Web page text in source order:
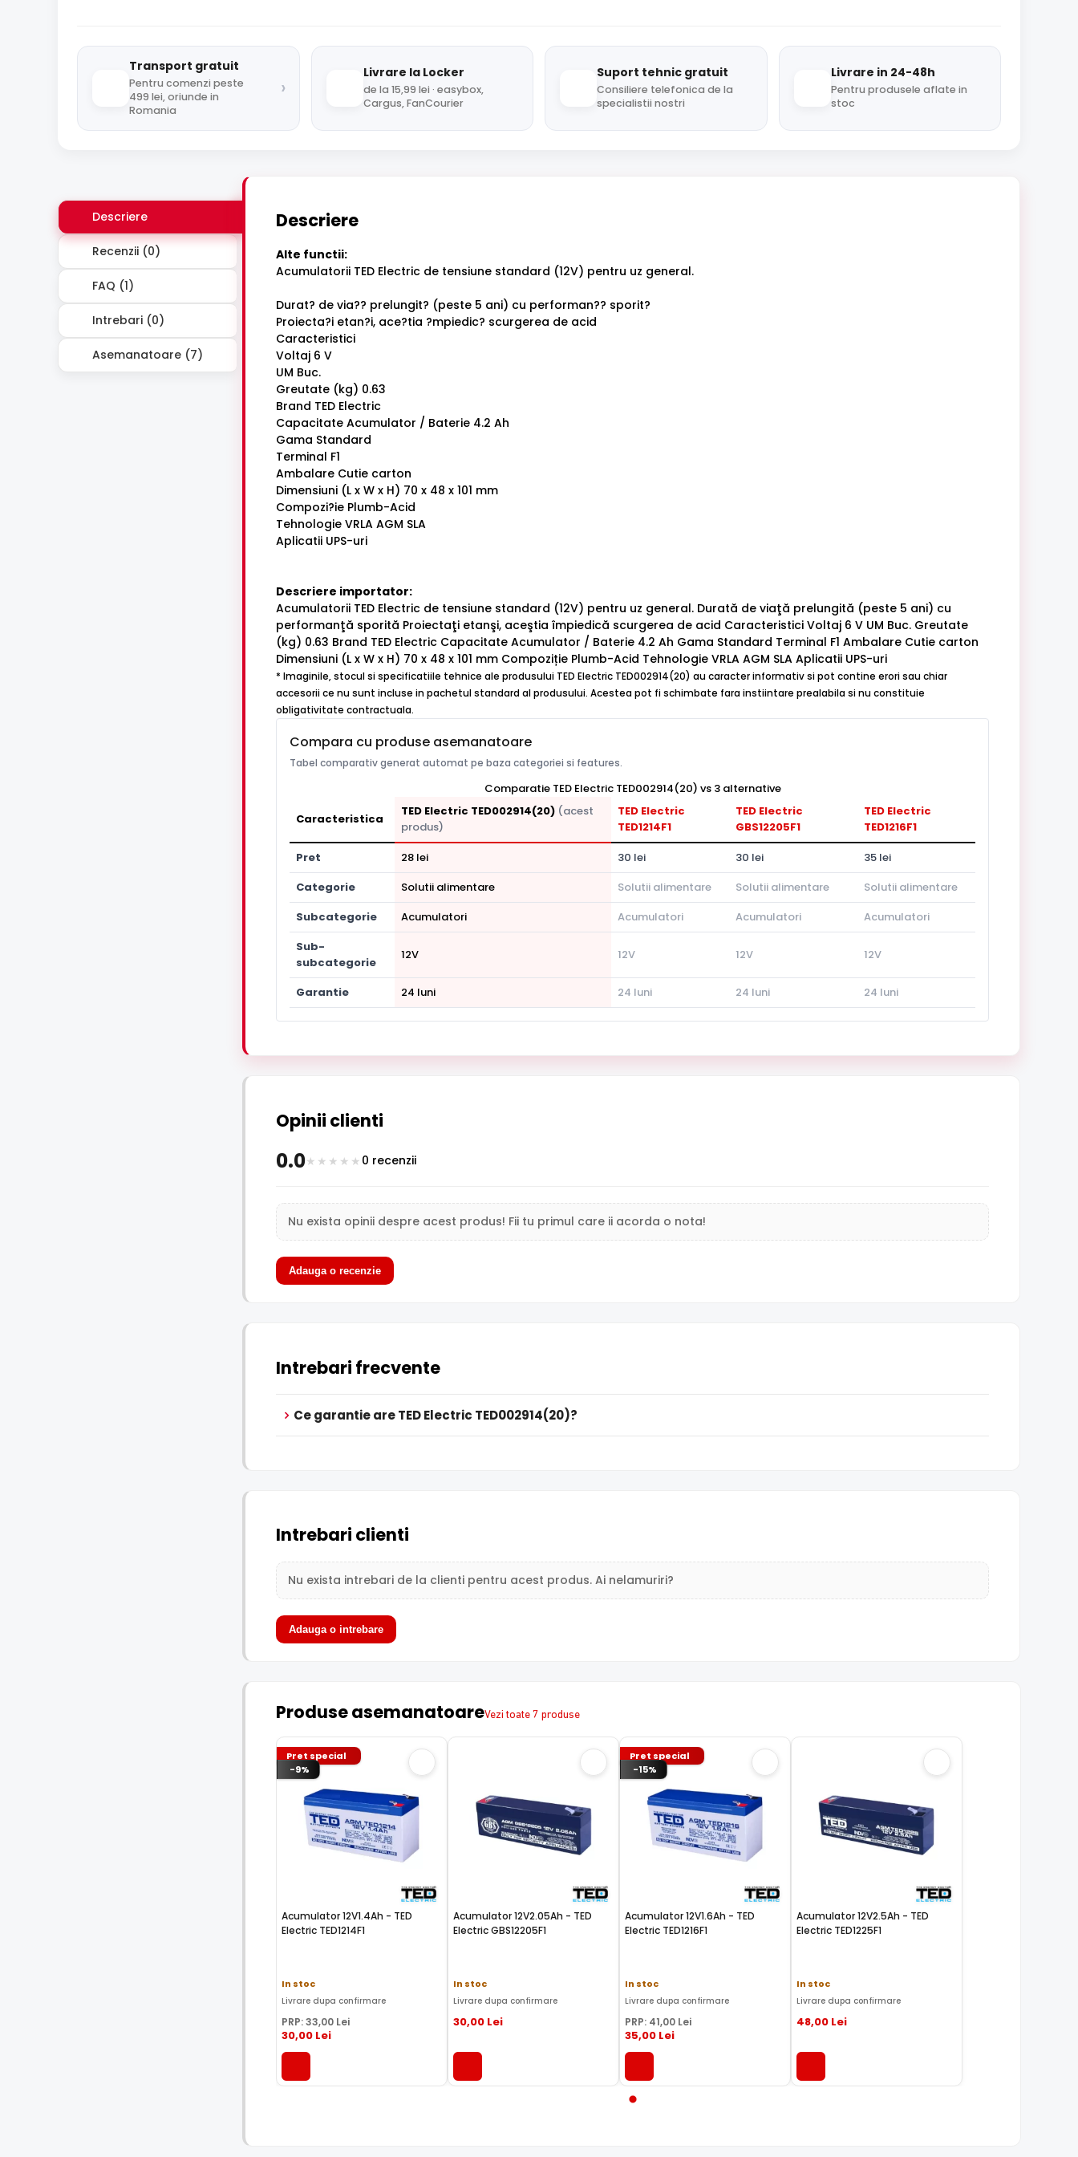
Transport gratuit
Pentru comenzi peste
499 lei, oriunde in
Romania
›
Livrare la Locker
de la 15,99 lei · easybox,
Cargus, FanCourier
Suport tehnic gratuit
Consiliere telefonica de la
specialistii nostri
Livrare in 24-48h
Pentru produsele aflate in
stoc
Descriere
Recenzii (0)
FAQ (1)
Intrebari (0)
Asemanatoare (7)
Descriere
Alte functii:
Acumulatorii TED Electric de tensiune standard (12V) pentru uz general.
Durat? de via?? prelungit? (peste 5 ani) cu performan?? sporit?
Proiecta?i etan?i, ace?tia ?mpiedic? scurgerea de acid
Caracteristici
Voltaj 6 V
UM Buc.
Greutate (kg) 0.63
Brand TED Electric
Capacitate Acumulator / Baterie 4.2 Ah
Gama Standard
Terminal F1
Ambalare Cutie carton
Dimensiuni (L x W x H) 70 x 48 x 101 mm
Compozi?ie Plumb-Acid
Tehnologie VRLA AGM SLA
Aplicatii UPS-uri
Descriere importator:
Acumulatorii TED Electric de tensiune standard (12V) pentru uz general. Durată de viaţă prelungită (peste 5 ani) cu
performanţă sporită Proiectaţi etanşi, aceştia împiedică scurgerea de acid Caracteristici Voltaj 6 V UM Buc. Greutate
(kg) 0.63 Brand TED Electric Capacitate Acumulator / Baterie 4.2 Ah Gama Standard Terminal F1 Ambalare Cutie carton
Dimensiuni (L x W x H) 70 x 48 x 101 mm Compoziție Plumb-Acid Tehnologie VRLA AGM SLA Aplicatii UPS-uri
* Imaginile, stocul si specificatiile tehnice ale produsului TED Electric TED002914(20) au caracter informativ si pot contine erori sau chiar
accesorii ce nu sunt incluse in pachetul standard al produsului. Acestea pot fi schimbate fara instiintare prealabila si nu constituie
obligativitate contractuala.
Compara cu produse asemanatoare
Tabel comparativ generat automat pe baza categoriei si features.
Comparatie TED Electric TED002914(20) vs 3 alternative
Caracteristica
TED Electric TED002914(20) (acest
produs)
TED Electric
TED1214F1
TED Electric
GBS12205F1
TED Electric
TED1216F1
Pret
28 lei 30 lei 30 lei
35 lei
Categorie
Solutii alimentare Solutii alimentare Solutii alimentare
Solutii alimentare
Subcategorie
Acumulatori Acumulatori Acumulatori
Acumulatori
Sub-
subcategorie
12V 12V 12V 12V
Garantie 24 luni 24 luni 24 luni 24 luni
Opinii clienti
0.0 0 recenzii
Nu exista opinii despre acest produs! Fii tu primul care ii acorda o nota!
Adauga o recenzie
Intrebari frecvente
Ce garantie are TED Electric TED002914(20)?
Intrebari clienti
Nu exista intrebari de la clienti pentru acest produs. Ai nelamuriri?
Adauga o intrebare
Produse asemanatoareVezi toate 7 produse
Pret special
-9%
Acumulator 12V1.4Ah - TED
Electric TED1214F1
In stoc
Livrare dupa confirmare
PRP:33,00 Lei
30,00 Lei
Acumulator 12V2.05Ah - TED
Electric GBS12205F1
In stoc
Livrare dupa confirmare
30,00 Lei
Pret special
-15%
Acumulator 12V1.6Ah - TED
Electric TED1216F1
In stoc
Livrare dupa confirmare
PRP: 41,00 Lei
35,00 Lei
Acumulator 12V2.5Ah - TED
Electric TED1225F1
In stoc
Livrare dupa confirmare
48,00 Lei